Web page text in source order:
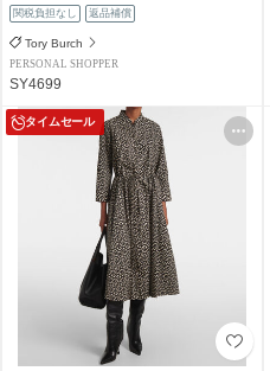
関税負担なし 返品補償
Tory Burch
PERSONAL SHOPPER
SY4699
タイムセール